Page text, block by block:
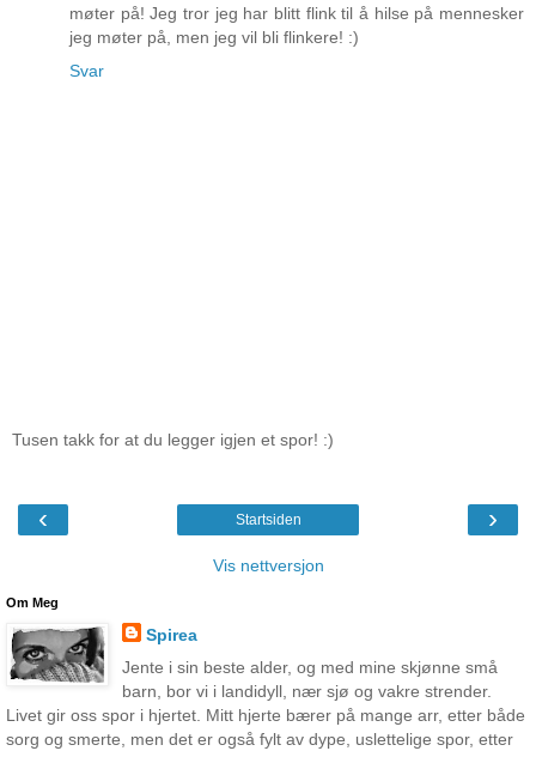
møter på! Jeg tror jeg har blitt flink til å hilse på mennesker
jeg møter på, men jeg vil bli flinkere! :)
Svar
Tusen takk for at du legger igjen et spor! :)
‹ ›
Startsiden
Vis nettversjon
Om Meg
Spirea
Jente i sin beste alder, og med mine skjønne små
barn, bor vi i landidyll, nær sjø og vakre strender.
Livet gir oss spor i hjertet. Mitt hjerte bærer på mange arr, etter både
sorg og smerte, men det er også fylt av dype, uslettelige spor, etter